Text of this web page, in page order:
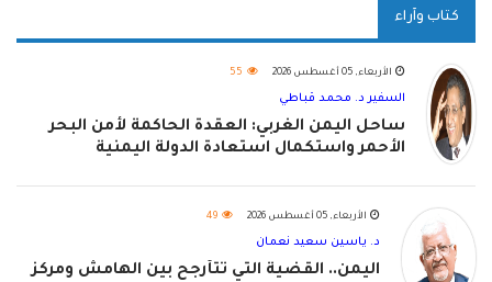
كتاب وآراء
الأربعاء, 05 أغسطس 2026 55
السفير د. محمد قباطي
ساحل اليمن الغربي: العقدة الحاكمة لأمن البحر
الأحمر واستكمال استعادة الدولة اليمنية
الأربعاء, 05 أغسطس 2026 49
د. ياسين سعيد نعمان
اليمن.. القضية التي تتأرجح بين الهامش ومركز